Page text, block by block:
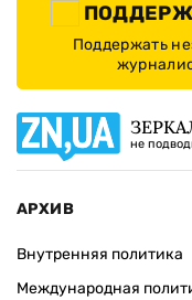
Поддержать
не
АРХИВ
Внутренняя политика
Международная